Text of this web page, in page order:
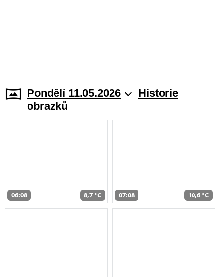
Pondělí 11.05.2026
Historie
obrazků
06:08 8,7 °C 07:08 10,6 °C